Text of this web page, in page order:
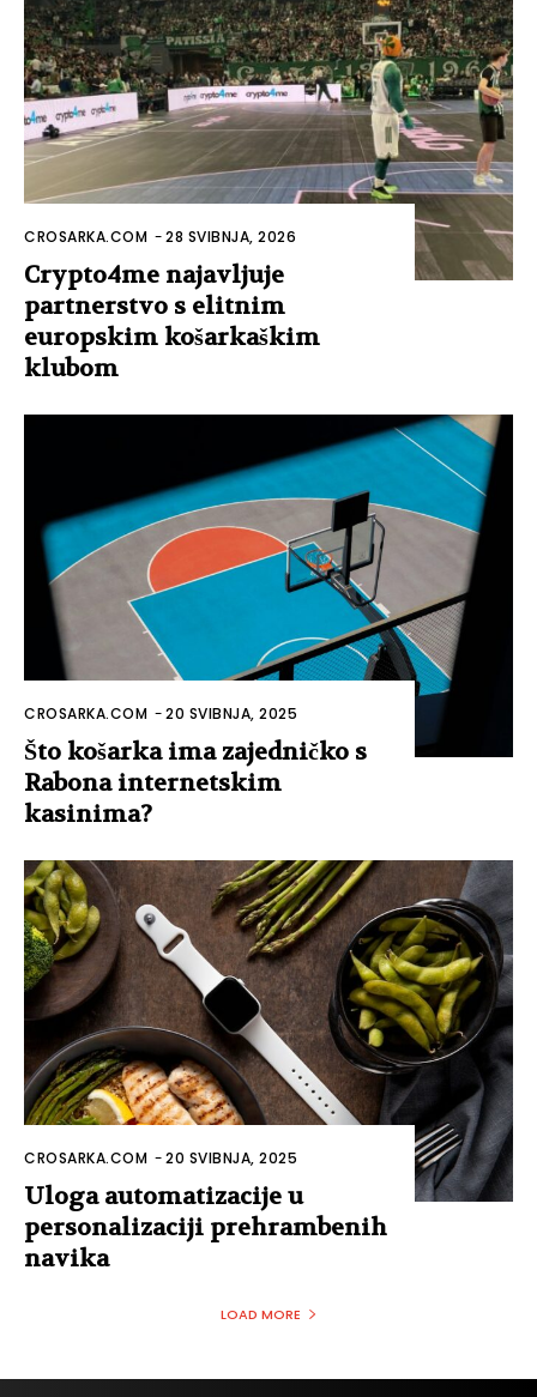
CROSARKA.COM -28 SVIBNJA, 2026
Crypto4me najavljuje
partnerstvo s elitnim
europskim košarkaškim
klubom
CROSARKA.COM -20 SVIBNJA, 2025
Što košarka ima zajedničko s
Rabona internetskim
kasinima?
CROSARKA.COM -20 SVIBNJA, 2025
Uloga automatizacije u
personalizaciji prehrambenih
navika
LOAD MORE